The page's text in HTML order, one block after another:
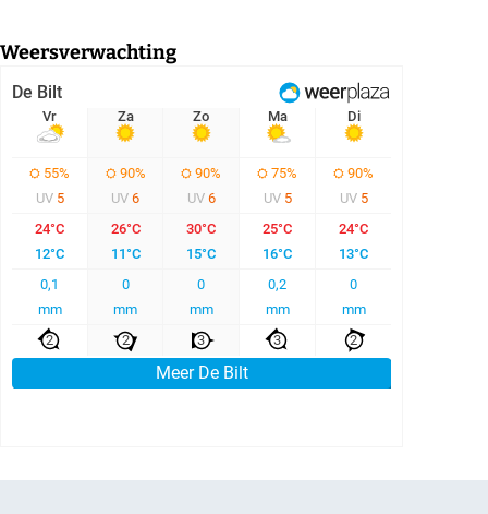
Weersverwachting